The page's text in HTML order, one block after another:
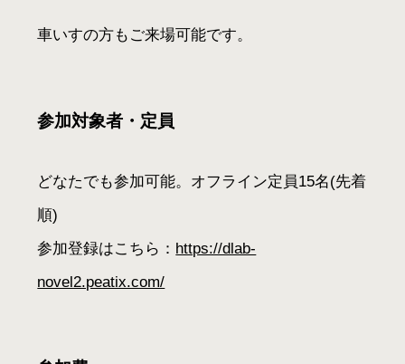
車いすの方もご来場可能です。
参加対象者・定員
どなたでも参加可能。オフライン定員15名(先着
順)
参加登録はこちら： https://dlab-
novel2.peatix.com/